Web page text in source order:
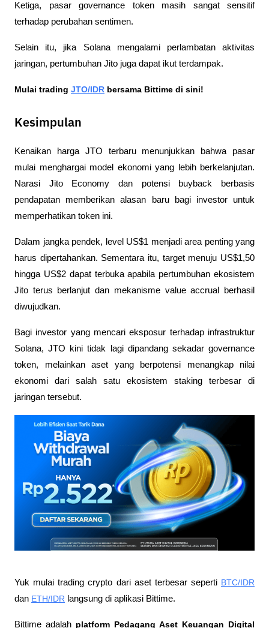
Ketiga, pasar governance token masih sangat sensitif
terhadap perubahan sentimen.
Selain itu, jika Solana mengalami perlambatan aktivitas
jaringan, pertumbuhan Jito juga dapat ikut terdampak.
Mulai trading JTO/IDR bersama Bittime di sini!
Kesimpulan
Kenaikan harga JTO terbaru menunjukkan bahwa pasar
mulai menghargai model ekonomi yang lebih berkelanjutan.
Narasi Jito Economy dan potensi buyback berbasis
pendapatan memberikan alasan baru bagi investor untuk
memperhatikan token ini.
Dalam jangka pendek, level US$1 menjadi area penting yang
harus dipertahankan. Sementara itu, target menuju US$1,50
hingga US$2 dapat terbuka apabila pertumbuhan ekosistem
Jito terus berlanjut dan mekanisme value accrual berhasil
diwujudkan.
Bagi investor yang mencari eksposur terhadap infrastruktur
Solana, JTO kini tidak lagi dipandang sekadar governance
token, melainkan aset yang berpotensi menangkap nilai
ekonomi dari salah satu ekosistem staking terbesar di
jaringan tersebut.
Yuk mulai trading crypto dari aset terbesar seperti BTC/IDR
dan ETH/IDR langsung di aplikasi Bittime.
Bittime adalah platform Pedagang Aset Keuangan Digital